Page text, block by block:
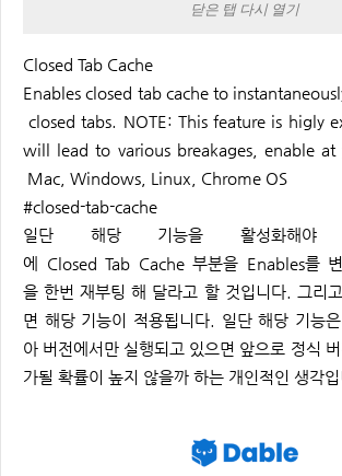
닫은 탭 다시 열기
Closed Tab Cache
Enables closed tab cache to
closed tabs. NOTE: This feature is higly
will lead to various breakages, enable
Mac, Windows, Linux, Chrome OS
#closed-tab-cache
일단 해당 기능을 활성화해야
에 Closed Tab Cache 부분을 Enables를
을 한번 재부팅 해 달라고 할 것입니다. 그리
면 해당 기능이 적용됩니다. 일단 해당 기능
아 버전에서만 실행되고 있으면 앞으로 정식
가될 확률이 높지 않을까 하는 개인적인 생각입